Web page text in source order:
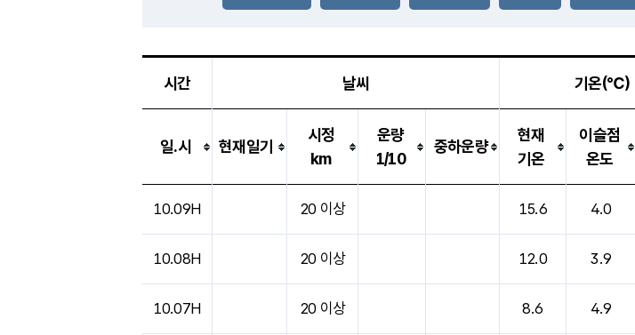
-
시간 날씨 기온(℃)
일.시 현재일기
시정
km
운량
1/10
중하운량
현재
기온
이슬점
온도
10.09H 20 이상 15.6 4.0
10.08H 20 이상 12.0 3.9
10.07H 20 이상 8.6 4.9